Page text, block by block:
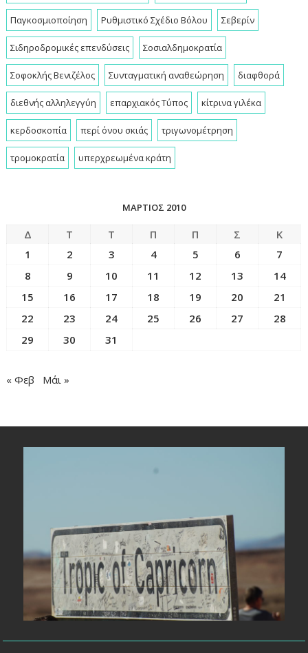
Παγκοσμιοποίηση Ρυθμιστικό Σχέδιο Βόλου Σεβερίν
Σιδηροδρομικές επενδύσεις Σοσιαλδημοκρατία
Σοφοκλής Βενιζέλος Συνταγματική αναθεώρηση διαφθορά
διεθνής αλληλεγγύη επαρχιακός Τύπος κίτρινα γιλέκα
κερδοσκοπία περί όνου σκιάς τριγωνομέτρηση
τρομοκρατία υπερχρεωμένα κράτη
ΜΆΡΤΙΟΣ 2010
Δ Τ Τ Π Π Σ
Κ
1
2 3 4 5 6
7
8
9 10 11 12 13
14
15
16 17 18 19 20
21
22
23 24 25 26 27
28
29
30 31
« Φεβ Μάι »